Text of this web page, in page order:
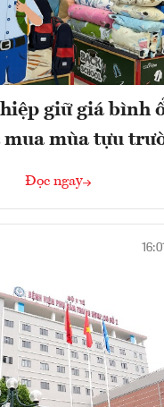
giữ giá bình
mua mùa tựu
Đọc ngay